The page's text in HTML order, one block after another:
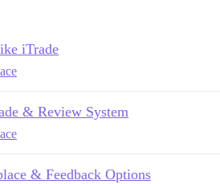
iTrade
& Review System
& Feedback Options